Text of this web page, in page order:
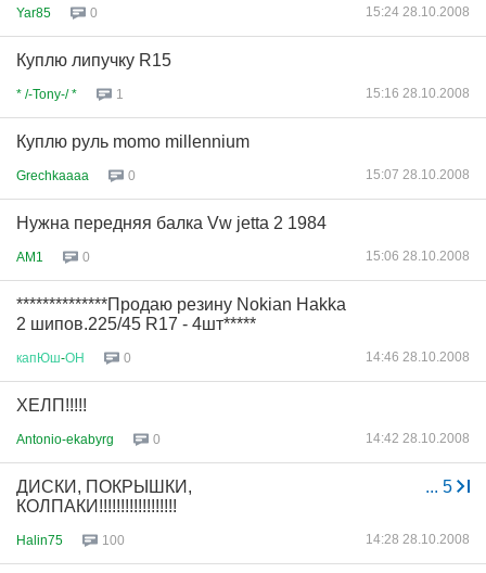
Yar85 0 15:24 28.10.2008
Куплю липучку R15
* /-Tony-/ * 1 15:16 28.10.2008
Куплю руль momo millennium
Grechkaaaa 0 15:07 28.10.2008
Нужна передняя балка Vw jetta 2 1984
AM1 0 15:06 28.10.2008
**************Продаю резину Nokian Hakka
2 шипов.225/45 R17 - 4шт*****
капЮш-ОН 0 14:46 28.10.2008
ХЕЛП!!!!!
Antonio-ekabyrg 0 14:42 28.10.2008
... 5
ДИСКИ, ПОКРЫШКИ,
КОЛПАКИ!!!!!!!!!!!!!!!!!!
Halin75 100 14:28 28.10.2008